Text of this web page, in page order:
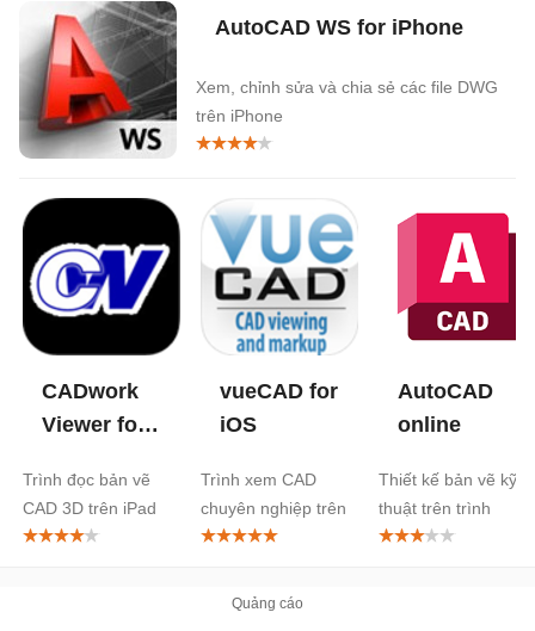
AutoCAD WS for iPhone
Xem, chỉnh sửa và chia sẻ các file DWG
trên iPhone
CADwork
Viewer for
Trình đọc bản vẽ
CAD 3D trên iPad
vueCAD for
iOS
Trình xem CAD
chuyên nghiệp trên
iPhone/iPad
AutoCAD
online
Thiết kế bản vẽ kỹ
thuật trên trình
duyệt